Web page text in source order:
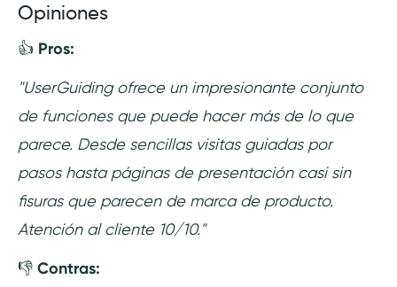
Opiniones
👍 Pros:
"UserGuiding ofrece un impresionante conjunto
de funciones que puede hacer más de lo que
parece. Desde sencillas visitas guiadas por
pasos hasta páginas de presentación casi sin
fisuras que parecen de marca de producto.
Atención al cliente 10/10."
👎 Contras: